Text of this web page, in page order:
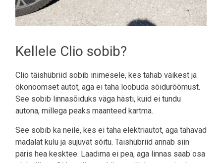
Kellele Clio sobib?
Clio täishübriid sobib inimesele, kes tahab väikest ja
ökonoomset autot, aga ei taha loobuda sõidurõõmust.
See sobib linnasõiduks väga hästi, kuid ei tundu
autona, millega peaks maanteed kartma.
See sobib ka neile, kes ei taha elektriautot, aga tahavad
madalat kulu ja sujuvat sõitu. Täishübriid annab siin
päris hea kesktee. Laadima ei pea, aga linnas saab osa